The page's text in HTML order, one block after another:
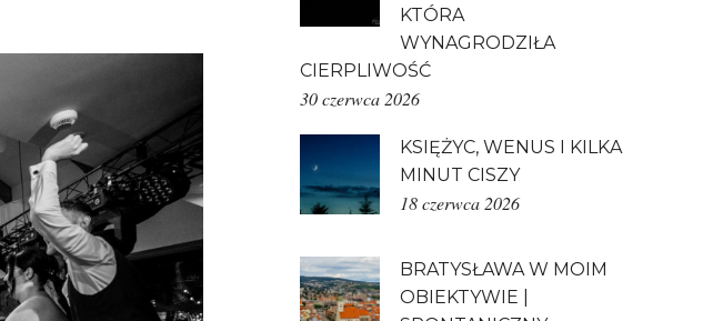
KTÓRA
WYNAGRODZIŁA
CIERPLIWOŚĆ
30 czerwca 2026
KSIĘŻYC, WENUS I KILKA
MINUT CISZY
18 czerwca 2026
BRATYSŁAWA W MOIM
OBIEKTYWIE |